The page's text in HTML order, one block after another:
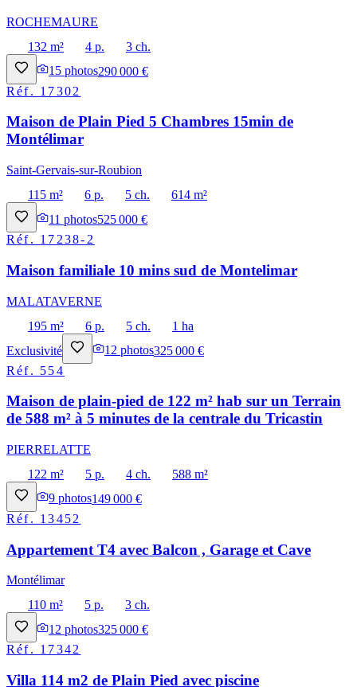
ROCHEMAURE
132 m²
4 p.
3 ch.
15 photos290 000 €
Réf. 17302
Maison de Plain Pied 5 Chambres 15min de
Montélimar
Saint-Gervais-sur-Roubion
115 m²
6 p. 5 ch.
614 m²
11 photos525 000 €
Réf. 17238-2
Maison familiale 10 mins sud de Montelimar
MALATAVERNE
195 m²
6 p. 5 ch.
1 ha
Exclusivité
12 photos325 000 €
Réf. 554
Maison de plain-pied de 122 m² hab sur un Terrain
de 588 m² à 5 minutes de la centrale du Tricastin
PIERRELATTE
122 m²
5 p. 4 ch.
588 m²
9 photos149 000 €
Réf. 13452
Appartement T4 avec Balcon , Garage et Cave
Montélimar
110 m²
5 p.
3 ch.
12 photos325 000 €
Réf. 17342
Villa 114 m2 de Plain Pied avec piscine